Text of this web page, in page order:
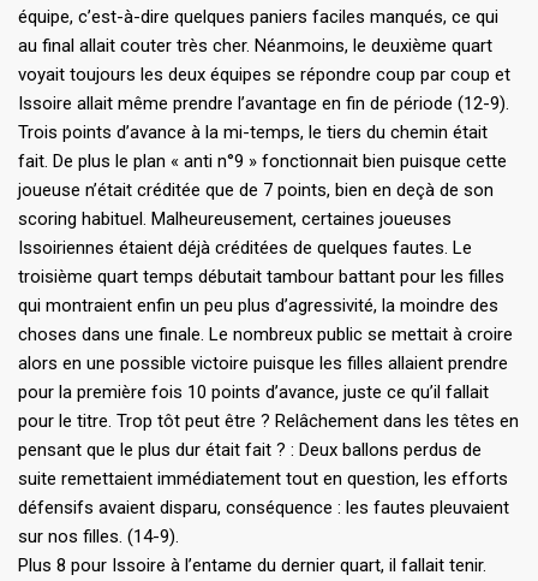
équipe, c’est-à-dire quelques paniers faciles manqués, ce qui
au final allait couter très cher. Néanmoins, le deuxième quart
voyait toujours les deux équipes se répondre coup par coup et
Issoire allait même prendre l’avantage en fin de période (12-9).
Trois points d’avance à la mi-temps, le tiers du chemin était
fait. De plus le plan « anti n°9 » fonctionnait bien puisque cette
joueuse n’était créditée que de 7 points, bien en deçà de son
scoring habituel. Malheureusement, certaines joueuses
Issoiriennes étaient déjà créditées de quelques fautes. Le
troisième quart temps débutait tambour battant pour les filles
qui montraient enfin un peu plus d’agressivité, la moindre des
choses dans une finale. Le nombreux public se mettait à croire
alors en une possible victoire puisque les filles allaient prendre
pour la première fois 10 points d’avance, juste ce qu’il fallait
pour le titre. Trop tôt peut être ? Relâchement dans les têtes en
pensant que le plus dur était fait ? : Deux ballons perdus de
suite remettaient immédiatement tout en question, les efforts
défensifs avaient disparu, conséquence : les fautes pleuvaient
sur nos filles. (14-9).
Plus 8 pour Issoire à l’entame du dernier quart, il fallait tenir.